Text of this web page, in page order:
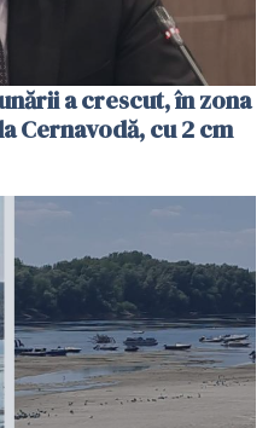
a crescut, în zona
Cernavodă, cu 2 cm